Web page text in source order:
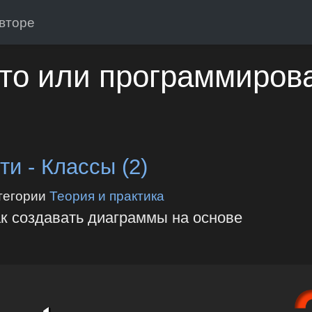
или
- Классы (2)
Теория и практика
создавать диаграммы на основе